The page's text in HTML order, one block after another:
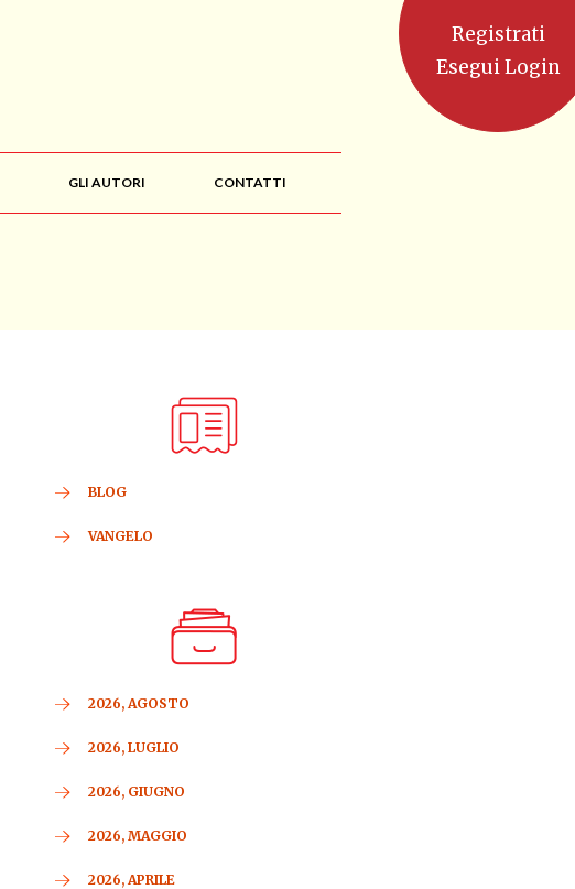
GLI AUTORI CONTATTI
BLOG
VANGELO
2026, AGOSTO
2026, LUGLIO
2026, GIUGNO
2026, MAGGIO
2026, APRILE
Registrati
Esegui Login